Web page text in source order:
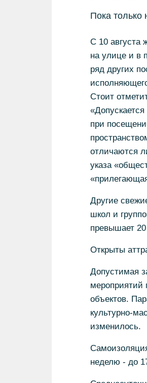
Пока только
С 10 августа
на улице и в
ряд других
Стоит
при
отличаются
указа
Другие
школ и
превышает 20
Открыты
Допустимая
мероприятий
объектов.
культурно-
изменилось.
неделю - до